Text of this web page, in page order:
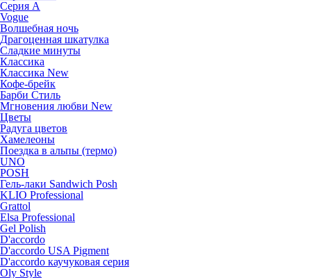
Серия А
Vogue
Волшебная ночь
Драгоценная шкатулка
Сладкие минуты
Классика
Классика New
Кофе-брейк
Барби Стиль
Мгновения любви New
Цветы
Радуга цветов
Хамелеоны
Поездка в альпы (термо)
UNO
POSH
Гель-лаки Sandwich Posh
KLIO Professional
Grattol
Elsa Professional
Gel Polish
D'accordo
D'accordo USA Pigment
D'accordo каучуковая серия
Oly Style